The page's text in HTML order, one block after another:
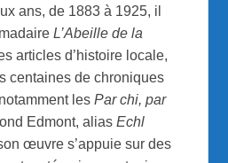
ans, de 1883 à 1925, il
L’Abeille de la
articles d’histoire locale,
centaines de chroniques
lesPar chi, par
Edmont, aliasEchl
œuvre s’appuie sur des